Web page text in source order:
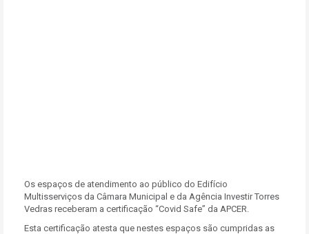
Os espaços de atendimento ao público do Edifício
Multisserviços da Câmara Municipal e da Agência Investir Torres
Vedras receberam a certificação “Covid Safe” da APCER.
Esta certificação atesta que nestes espaços são cumpridas as